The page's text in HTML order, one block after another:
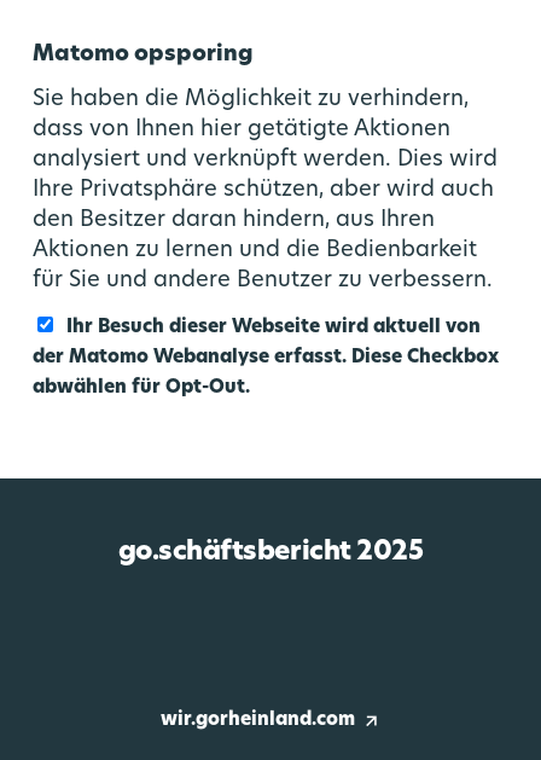
Matomo opsporing
Sie haben die Möglichkeit zu verhindern,
dass von Ihnen hier getätigte Aktionen
analysiert und verknüpft werden. Dies wird
Ihre Privatsphäre schützen, aber wird auch
den Besitzer daran hindern, aus Ihren
Aktionen zu lernen und die Bedienbarkeit
für Sie und andere Benutzer zu verbessern.
Ihr Besuch dieser Webseite wird aktuell von
der Matomo Webanalyse erfasst. Diese Checkbox
abwählen für Opt-Out.
go.schäftsbericht 2025
wir.gorheinland.com